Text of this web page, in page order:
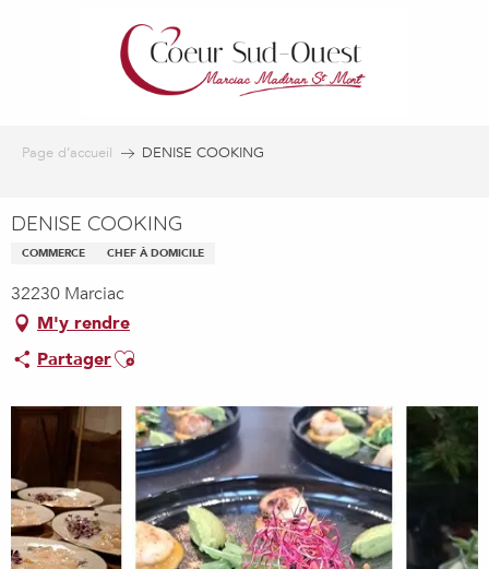
Page d’accueil DENISE COOKING
DENISE COOKING
COMMERCE CHEF À DOMICILE
32230 Marciac
M'y rendre
PartagerAjouter aux favoris